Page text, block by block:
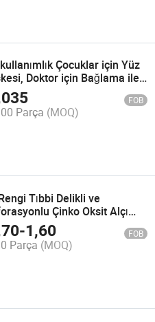
Çocuklar için Yüz
Doktor için Bağlama ile
Anti Penetrasyon
FOB
Parça (MOQ)
Tıbbi Delikli ve
Çinko Oksit Alçı
Alçı
-1,60 FOB
Parça (MOQ)